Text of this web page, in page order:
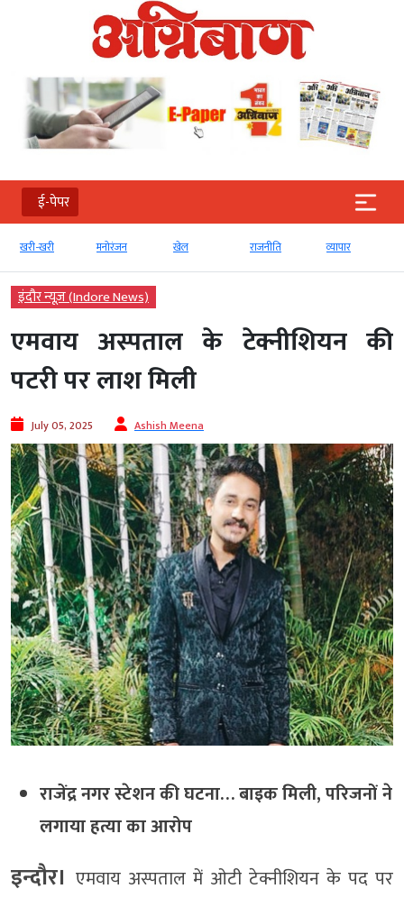
ई-पेपर
खरी
इंदौर न्यूज़ (Indore News)
एमवाय अस्पताल के टेक्नीशियन की
पटरी पर लाश मिली
July 05, 2025 Ashish Meena
राजेंद्र नगर स्टेशन की घटना… बाइक मिली, परिजनों ने
लगाया हत्या का आरोप
इन्दौर। एमवाय अस्पताल में ओटी टेक्नीशियन के पद पर